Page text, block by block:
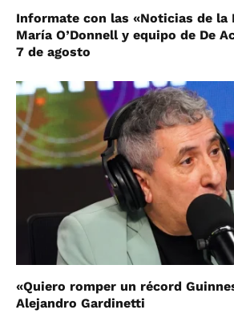
Informate con las «Noticias de la
María O’Donnell y equipo de De
7 de agosto
«Quiero romper un récord
Alejandro Gardinetti